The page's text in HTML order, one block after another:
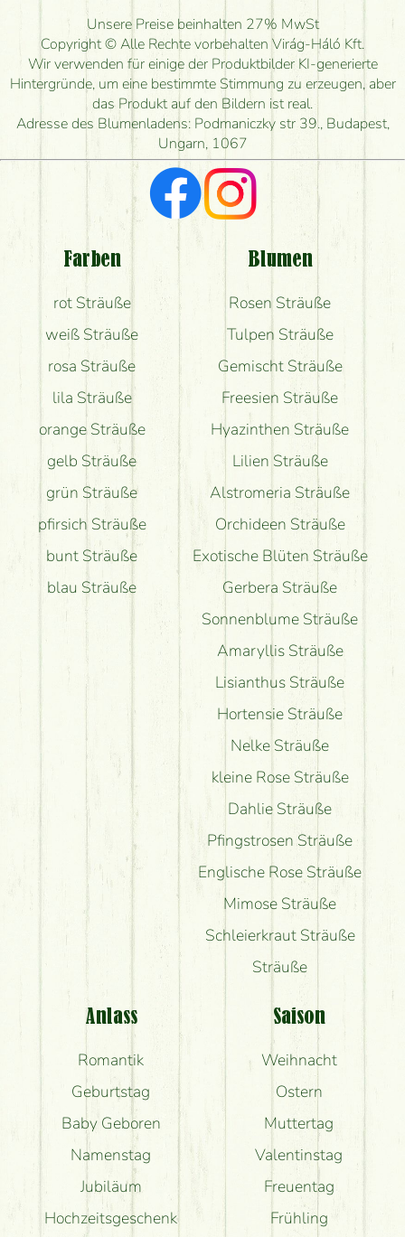
Unsere Preise beinhalten 27% MwSt
Copyright © Alle Rechte vorbehalten Virág-Háló Kft.
Wir verwenden für einige der Produktbilder KI-generierte
Hintergründe, um eine bestimmte Stimmung zu erzeugen, aber
das Produkt auf den Bildern ist real.
Adresse des Blumenladens: Podmaniczky str 39., Budapest,
Ungarn, 1067
Farben
rot Sträuße
weiß Sträuße
rosa Sträuße
lila Sträuße
orange Sträuße
gelb Sträuße
grün Sträuße
pfirsich Sträuße
bunt Sträuße
blau Sträuße
Blumen
Rosen Sträuße
Tulpen Sträuße
Gemischt Sträuße
Freesien Sträuße
Hyazinthen Sträuße
Lilien Sträuße
Alstromeria Sträuße
Orchideen Sträuße
Exotische Blüten Sträuße
Gerbera Sträuße
Sonnenblume Sträuße
Amaryllis Sträuße
Lisianthus Sträuße
Hortensie Sträuße
Nelke Sträuße
kleine Rose Sträuße
Dahlie Sträuße
Pfingstrosen Sträuße
Englische Rose Sträuße
Mimose Sträuße
Schleierkraut Sträuße
Sträuße
Anlass
Romantik
Geburtstag
Baby Geboren
Namenstag
Jubiläum
Hochzeitsgeschenk
Saison
Weihnacht
Ostern
Muttertag
Valentinstag
Freuentag
Frühling